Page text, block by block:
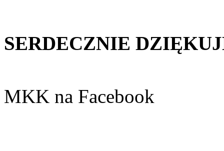
SERDECZNIE
MKK na Facebook